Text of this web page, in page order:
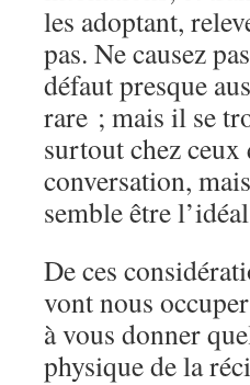
les adoptant,
pas. Ne causez
défaut presque
rare ; mais il se
surtout chez ceux
conversation,
semble être
De ces
vont nous
à vous donner
physique de la